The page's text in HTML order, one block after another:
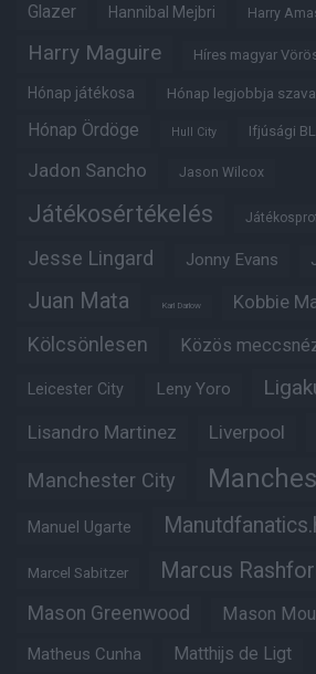
Glazer Hannibal Mejbri Harry
Harry Maguire Híres magyar
Hónap játékosa Hónap legjobbja
Hónap Ördöge Hull City Ifjúsági BL
Jadon Sancho Jason Wilcox
Játékosértékelés
Jesse Lingard Jonny Evans
Juan Mata Karl Darlow Kobbie
Kölcsönlesen Közös
Leicester City Leny Yoro
Lisandro Martinez Liverpool
Manchester City
Manuel Ugarte
Marcel Sabitzer Marcus
Mason Greenwood Mason
Matheus Cunha Matthijs de Ligt